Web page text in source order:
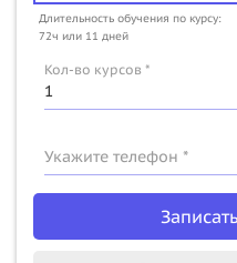
Длительность обучения по курсу:
72ч или 11 дней
Кол-во курсов *
Укажите телефон *